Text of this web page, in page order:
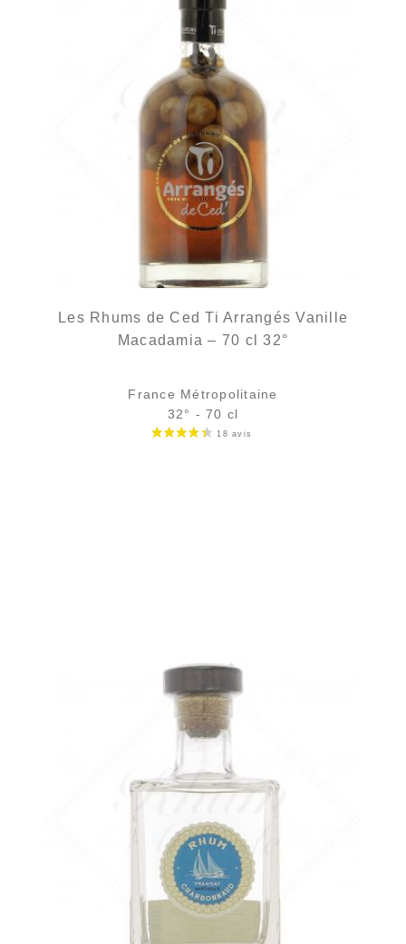
Les Rhums de Ced Ti Arrangés Vanille
Macadamia – 70 cl 32°
France Métropolitaine
32° - 70 cl